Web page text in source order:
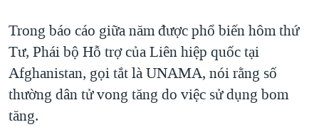
TRỊNH VĨNH BÌNH VS. CHÍNH PHỦ VIỆT NAM
NGƯ DÂN VIỆT VÀ LÀN SÓNG TRỘM HẢI SÂM
BÊN KIA QUỐC LỘ: TIẾNG VỌNG TỪ NÔNG THÔN MỸ
QUAN HỆ VIỆT MỸ
Trong báo cáo giữa năm được phổ biến hôm thứ
Tư, Phái bộ Hỗ trợ của Liên hiệp quốc tại
Afghanistan, gọi tắt là UNAMA, nói rằng số
thường dân tử vong tăng do việc sử dụng bom
tăng.